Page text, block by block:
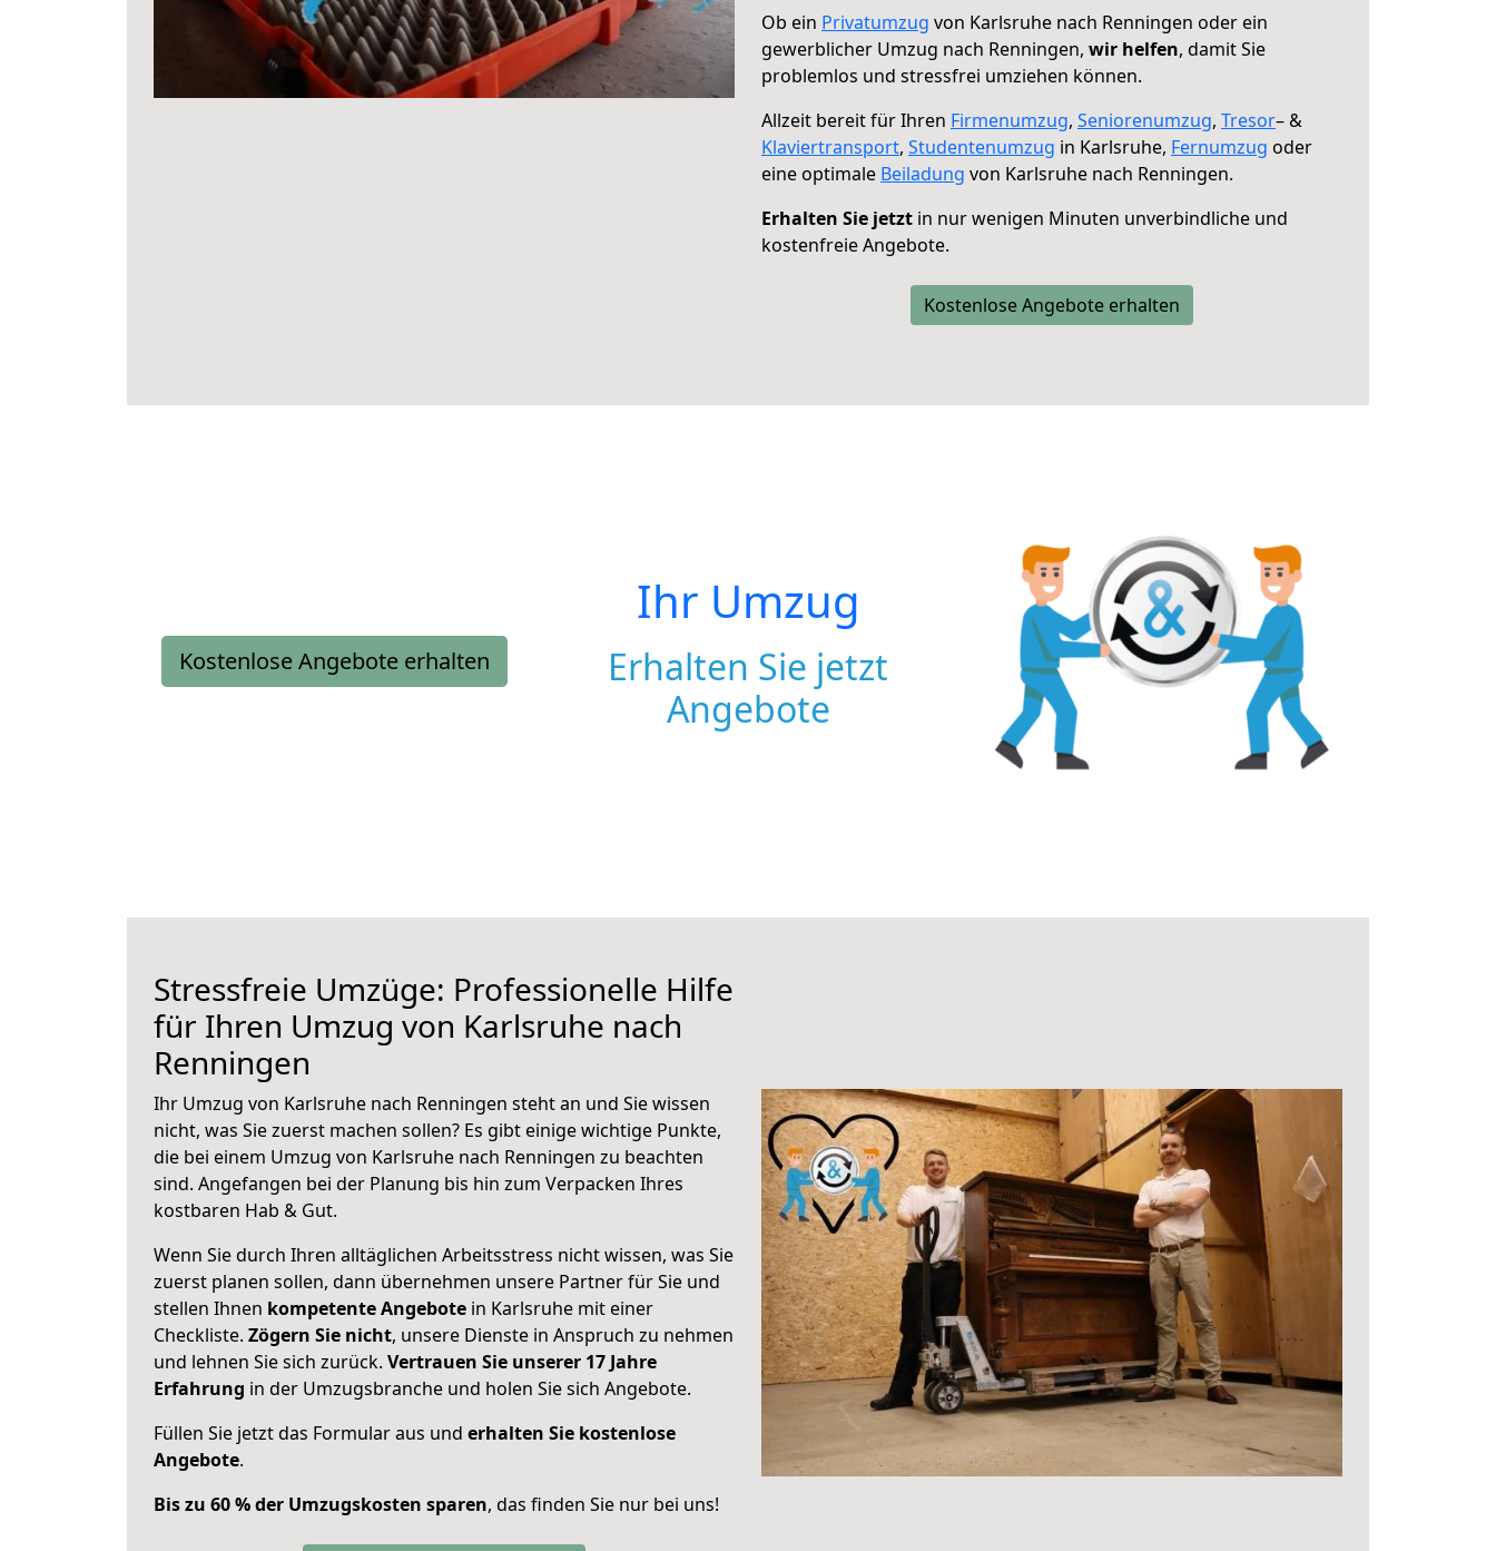
Ob ein Privatumzug von Karlsruhe nach Renningen oder ein
gewerblicher Umzug nach Renningen, wir helfen, damit Sie
problemlos und stressfrei umziehen können.
Allzeit bereit für Ihren Firmenumzug, Seniorenumzug, Tresor– &
Klaviertransport, Studentenumzug in Karlsruhe, Fernumzug oder
eine optimale Beiladung von Karlsruhe nach Renningen.
Erhalten Sie jetzt in nur wenigen Minuten unverbindliche und
kostenfreie Angebote.
Kostenlose Angebote erhalten
Kostenlose Angebote erhalten
Ihr Umzug
Erhalten Sie jetzt
Angebote
Stressfreie Umzüge: Professionelle Hilfe
für Ihren Umzug von Karlsruhe nach
Renningen
Ihr Umzug von Karlsruhe nach Renningen steht an und Sie wissen
nicht, was Sie zuerst machen sollen? Es gibt einige wichtige Punkte,
die bei einem Umzug von Karlsruhe nach Renningen zu beachten
sind. Angefangen bei der Planung bis hin zum Verpacken Ihres
kostbaren Hab & Gut.
Wenn Sie durch Ihren alltäglichen Arbeitsstress nicht wissen, was Sie
zuerst planen sollen, dann übernehmen unsere Partner für Sie und
stellen Ihnen kompetente Angebote in Karlsruhe mit einer
Checkliste. Zögern Sie nicht, unsere Dienste in Anspruch zu nehmen
und lehnen Sie sich zurück. Vertrauen Sie unserer 17 Jahre
Erfahrung in der Umzugsbranche und holen Sie sich Angebote.
Füllen Sie jetzt das Formular aus und erhalten Sie kostenlose
Angebote.
Bis zu 60 % der Umzugskosten sparen, das finden Sie nur bei uns!